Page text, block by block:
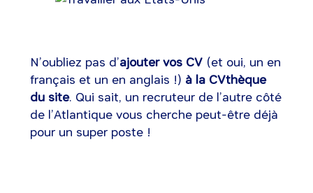
N’oubliez pas d’ajouter vos CV(et oui, un en
français et un en anglais !) à la CVthèque
du site. Qui sait, un recruteur de l’autre côté
de l’Atlantique vous cherche peut-être déjà
pour un super poste !